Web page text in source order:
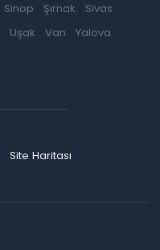
Sinop Şırnak
Sivas
Uşak Van
Yalova
Site Haritası